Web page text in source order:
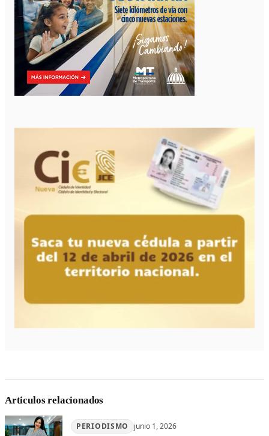
Articulos relacionados
PERIODISMO junio 1, 2026